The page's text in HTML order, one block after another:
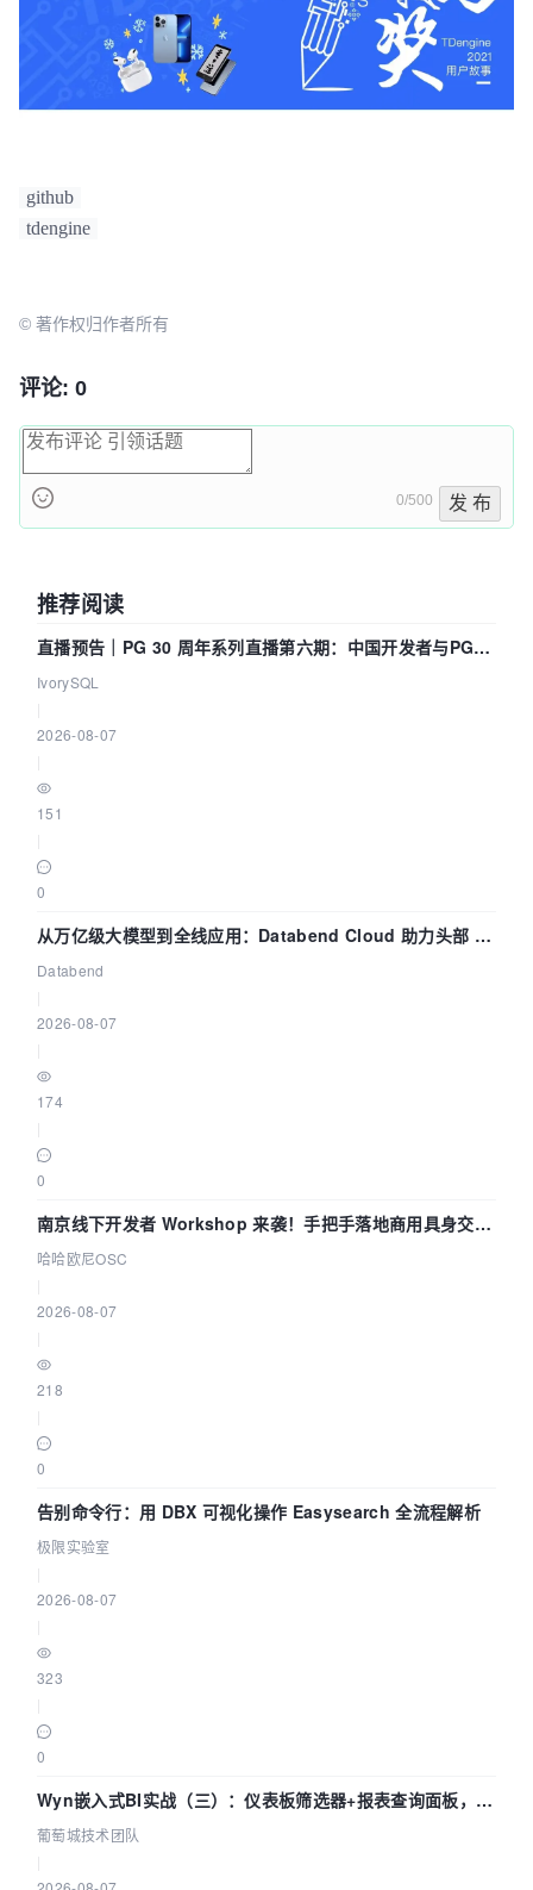
github
tdengine
© 著作权归作者所有
评论: 0
0/500 发 布
推荐阅读
直播预告｜PG 30 周年系列直播第六期：中国开发者与PG内
核——我们改得动吗？我们贡献了什么？
IvorySQL
2026-08-07
151
0
从万亿级大模型到全线应用：Databend Cloud 助力头部 AI
企业构建全链路 Trace 数据管道
Databend
2026-08-07
174
0
南京线下开发者 Workshop 来袭！手把手落地商用具身交互
智能 Agent 应用
哈哈欧尼OSC
2026-08-07
218
0
告别命令行：用 DBX 可视化操作 Easysearch 全流程解析
极限实验室
2026-08-07
323
0
Wyn嵌入式BI实战（三）：仪表板筛选器+报表查询面板，参
数联动全闭环
葡萄城技术团队